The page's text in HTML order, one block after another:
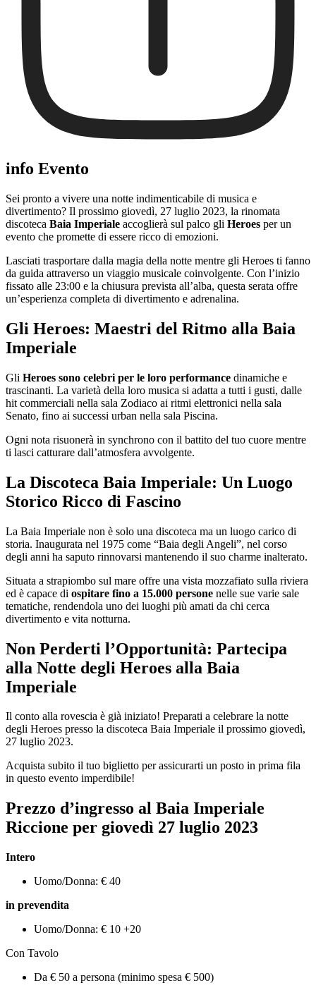
info Evento
Sei pronto a vivere una notte indimenticabile di musica e
divertimento? Il prossimo giovedì, 27 luglio 2023, la rinomata
discoteca Baia Imperiale accoglierà sul palco gli Heroes per un
evento che promette di essere ricco di emozioni.
Lasciati trasportare dalla magia della notte mentre gli Heroes ti fanno
da guida attraverso un viaggio musicale coinvolgente. Con l’inizio
fissato alle 23:00 e la chiusura prevista all’alba, questa serata offre
un’esperienza completa di divertimento e adrenalina.
Gli Heroes: Maestri del Ritmo alla Baia
Imperiale
Gli Heroes sono celebri per le loro performance dinamiche e
trascinanti. La varietà della loro musica si adatta a tutti i gusti, dalle
hit commerciali nella sala Zodiaco ai ritmi elettronici nella sala
Senato, fino ai successi urban nella sala Piscina.
Ogni nota risuonerà in synchrono con il battito del tuo cuore mentre
ti lasci catturare dall’atmosfera avvolgente.
La Discoteca Baia Imperiale: Un Luogo
Storico Ricco di Fascino
La Baia Imperiale non è solo una discoteca ma un luogo carico di
storia. Inaugurata nel 1975 come “Baia degli Angeli”, nel corso
degli anni ha saputo rinnovarsi mantenendo il suo charme inalterato.
Situata a strapiombo sul mare offre una vista mozzafiato sulla riviera
ed è capace di ospitare fino a 15.000 persone nelle sue varie sale
tematiche, rendendola uno dei luoghi più amati da chi cerca
divertimento e vita notturna.
Non Perderti l’Opportunità: Partecipa
alla Notte degli Heroes alla Baia
Imperiale
Il conto alla rovescia è già iniziato! Preparati a celebrare la notte
degli Heroes presso la discoteca Baia Imperiale il prossimo giovedì,
27 luglio 2023.
Acquista subito il tuo biglietto per assicurarti un posto in prima fila
in questo evento imperdibile!
Prezzo d’ingresso al Baia Imperiale
Riccione per giovedì 27 luglio 2023
Intero
Uomo/Donna: € 40
in prevendita
Uomo/Donna: € 10 +20
Con Tavolo
Da € 50 a persona (minimo spesa € 500)